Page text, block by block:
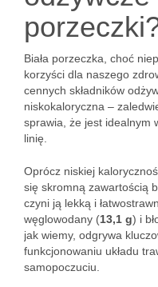
Biała porzeczka, choć
korzyści dla naszego
cennych składników
niskokaloryczna –
sprawia, że jest idealnym
linię.
Oprócz niskiej
się skromną zawartością
czyni ją lekką i
węglowodany (13,1 g) i
jak wiemy, odgrywa
funkcjonowaniu układu
samopoczuciu.